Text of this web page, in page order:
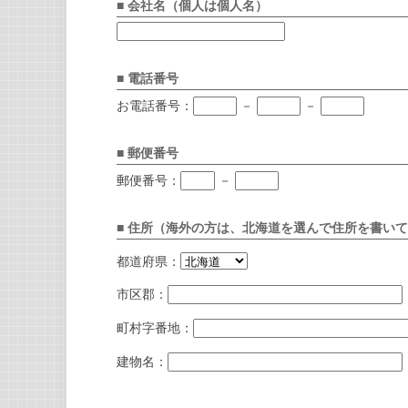
■ 会社名（個人は個人名）
■ 電話番号
お電話番号：
－ －
■ 郵便番号
郵便番号：
－
■ 住所（海外の方は、北海道を選んで住所を書いて
都道府県：
市区郡：
町村字番地：
建物名：